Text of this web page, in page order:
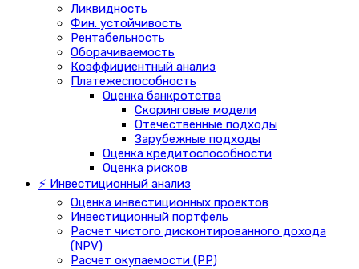
Ликвидность
Фин. устойчивость
Рентабельность
Оборачиваемость
Коэффициентный анализ
Платежеспособность
Оценка банкротства
Скоринговые модели
Отечественные подходы
Зарубежные подходы
Оценка кредитоспособности
Оценка рисков
⚡ Инвестиционный анализ
Оценка инвестиционных проектов
Инвестиционный портфель
Расчет чистого дисконтированного дохода
(NPV)
Расчет окупаемости (PP)